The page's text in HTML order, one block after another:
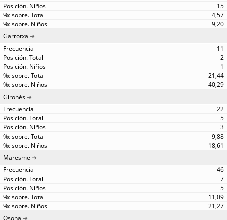
15
4,57
9,20
Garrotxa
11
2
1
21,44
40,29
Gironès
22
5
3
9,88
18,61
Maresme
46
7
5
11,09
21,27
Osona